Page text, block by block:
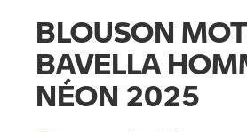
BLOUSON
BAVELLA
NÉON 2025